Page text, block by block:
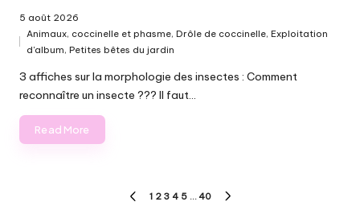
5 août 2026
Posted
Animaux, coccinelle et phasme,Drôle de coccinelle,Exploitation
d'album,Petites bêtes du jardin
3 affiches sur la morphologie des insectes : Comment
reconnaître un insecte ??? Il faut…
Read More
PaginationPREVIOUS
1 2 3 4 5 … 40